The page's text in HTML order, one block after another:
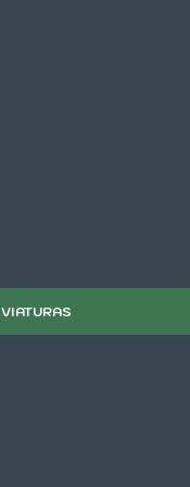
VIATURAS